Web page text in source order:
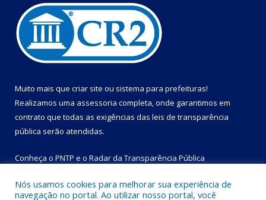
Muito mais que criar site ou sistema para prefeituras!
Realizamos uma assessoria completa, onde garantimos em
contrato que todas as exigências das leis de transparência
pública serão atendidas.
Conheça o PNTP e o Radar da Transparência Pública
Nós usamos cookies para melhorar sua experiência de
navegação no portal. Ao utilizar nosso portal, você